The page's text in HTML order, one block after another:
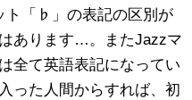
ト「♭」の表記の区別が
あります…。またJazzマ
全て英語表記になってい
った人間からすれば、初